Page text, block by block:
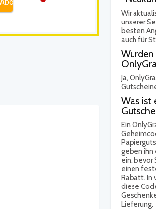
Wir
unserer
besten
auch für
Ja,
Was ist
Ein
geben ihn
ein, bevor
einen
Rabatt. In
diese
Lieferung.